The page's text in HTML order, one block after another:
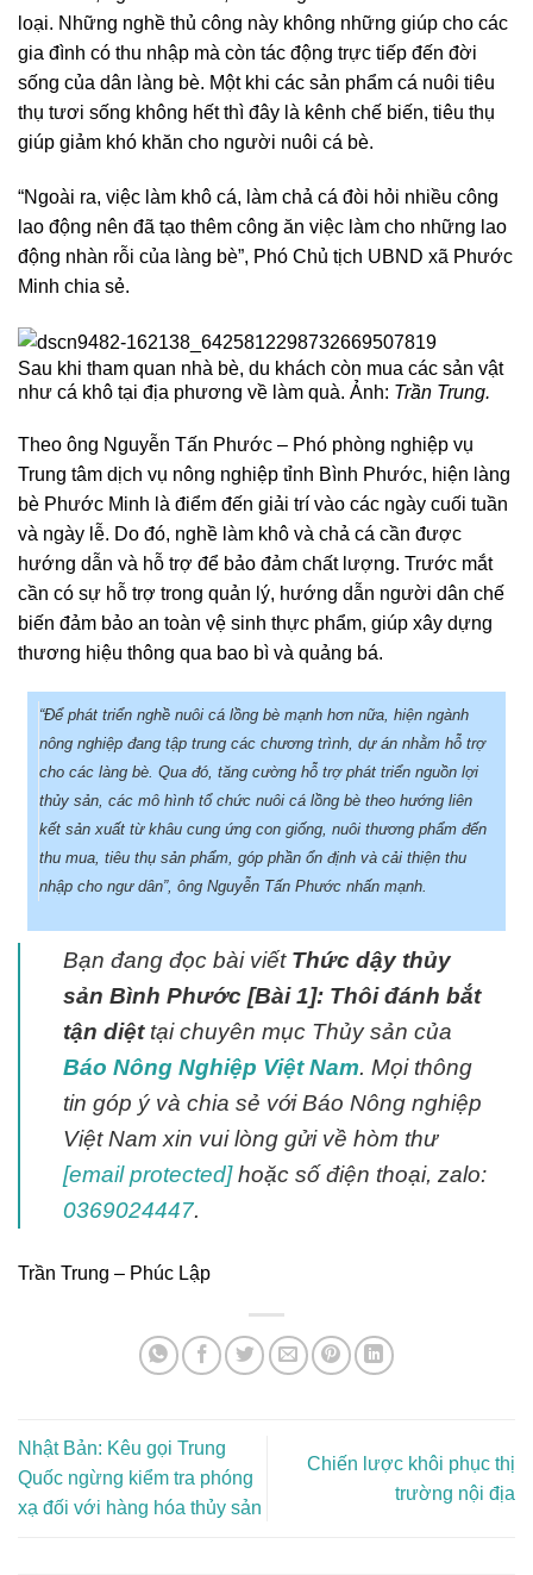
loại. Những nghề thủ công này không những giúp cho các
gia đình có thu nhập mà còn tác động trực tiếp đến đời
sống của dân làng bè. Một khi các sản phẩm cá nuôi tiêu
thụ tươi sống không hết thì đây là kênh chế biến, tiêu thụ
giúp giảm khó khăn cho người nuôi cá bè.
“Ngoài ra, việc làm khô cá, làm chả cá đòi hỏi nhiều công
lao động nên đã tạo thêm công ăn việc làm cho những lao
động nhàn rỗi của làng bè”, Phó Chủ tịch UBND xã Phước
Minh chia sẻ.
Sau khi tham quan nhà bè, du khách còn mua các sản vật
như cá khô tại địa phương về làm quà. Ảnh: Trần Trung.
Theo ông Nguyễn Tấn Phước – Phó phòng nghiệp vụ
Trung tâm dịch vụ nông nghiệp tỉnh Bình Phước, hiện làng
bè Phước Minh là điểm đến giải trí vào các ngày cuối tuần
và ngày lễ. Do đó, nghề làm khô và chả cá cần được
hướng dẫn và hỗ trợ để bảo đảm chất lượng. Trước mắt
cần có sự hỗ trợ trong quản lý, hướng dẫn người dân chế
biến đảm bảo an toàn vệ sinh thực phẩm, giúp xây dựng
thương hiệu thông qua bao bì và quảng bá.
“Để phát triển nghề nuôi cá lồng bè mạnh hơn nữa, hiện ngành
nông nghiệp đang tập trung các chương trình, dự án nhằm hỗ trợ
cho các làng bè. Qua đó, tăng cường hỗ trợ phát triển nguồn lợi
thủy sản, các mô hình tổ chức nuôi cá lồng bè theo hướng liên
kết sản xuất từ khâu cung ứng con giống, nuôi thương phẩm đến
thu mua, tiêu thụ sản phẩm, góp phần ổn định và cải thiện thu
nhập cho ngư dân”, ông Nguyễn Tấn Phước nhấn mạnh.
Bạn đang đọc bài viết Thức dậy thủy
sản Bình Phước [Bài 1]: Thôi đánh bắt
tận diệt tại chuyên mục Thủy sản của
Báo Nông Nghiệp Việt Nam. Mọi thông
tin góp ý và chia sẻ với Báo Nông nghiệp
Việt Nam xin vui lòng gửi về hòm thư
[email protected]hoặc số điện thoại, zalo:
0369024447.
Trần Trung – Phúc Lập
Nhật Bản: Kêu gọi Trung
Quốc ngừng kiểm tra phóng
xạ đối với hàng hóa thủy sản
Chiến lược khôi phục thị
trường nội địa